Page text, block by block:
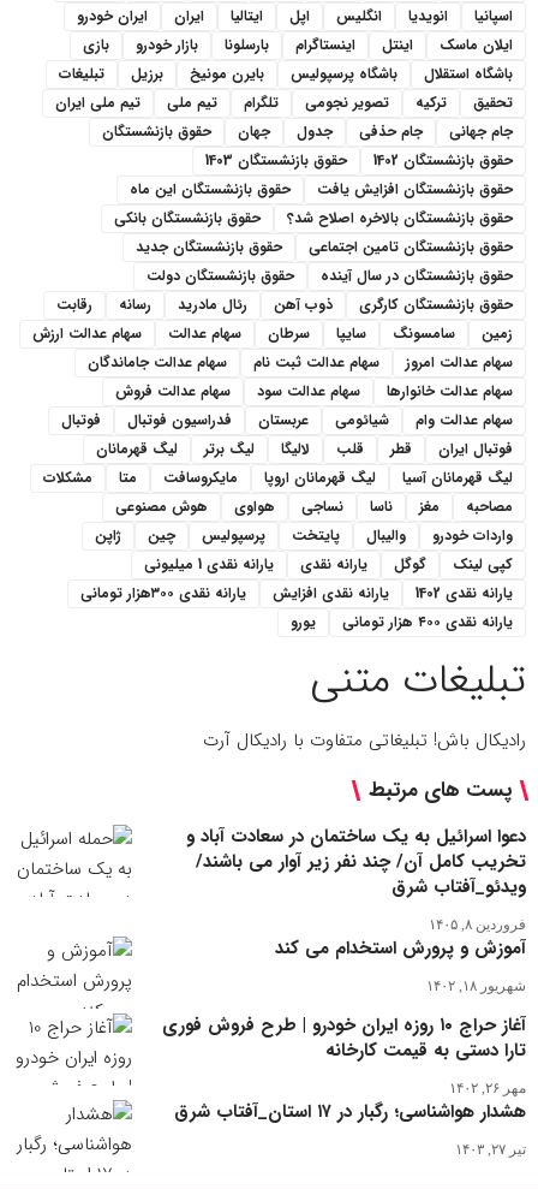
اسپانیا
انویدیا انگلیس اپل ایتالیا ایران
ایران خودرو
ایلان ماسک
اینتل اینستاگرام بارسلونا بازار خودرو
بازی
باشگاه استقلال
باشگاه پرسپولیس بایرن مونیخ برزیل
تبلیغات
تحقیق
ترکیه تصویر نجومی تلگرام تیم ملی
تیم ملی ایران
جام جهانی
جام حذفی جدول جهان
حقوق بازنشستگان
حقوق بازنشستگان 1402
حقوق بازنشستگان 1403
حقوق بازنشستگان افزایش یافت
حقوق بازنشستگان این ماه
حقوق بازنشستگان بالاخره اصلاح شد؟
حقوق بازنشستگان بانکی
حقوق بازنشستگان تامین اجتماعی
حقوق بازنشستگان جدید
حقوق بازنشستگان در سال آینده
حقوق بازنشستگان دولت
حقوق بازنشستگان کارگری
ذوب آهن رئال مادرید رسانه
رقابت
زمین
سامسونگ سایپا سرطان سهام عدالت
سهام عدالت ارزش
سهام عدالت امروز
سهام عدالت ثبت نام
سهام عدالت جاماندگان
سهام عدالت خانوارها
سهام عدالت سود
سهام عدالت فروش
سهام عدالت وام
شیائومی عربستان فدراسیون فوتبال
فوتبال
فوتبال ایران
قطر قلب لالیگا لیگ برتر
لیگ قهرمانان
لیگ قهرمانان آسیا
لیگ قهرمانان اروپا مایکروسافت متا
مشکلات
مصاحبه
مغز ناسا نساجی هواوی
هوش مصنوعی
واردات خودرو
والیبال پایتخت پرسپولیس چین
ژاپن
کپی لینک
گوگل یارانه نقدی
یارانه نقدی 1 میلیونی
یارانه نقدی 1402
یارانه نقدی افزایش
یارانه نقدی ۳۰۰هزار تومانی
یارانه نقدی ۴۰۰ هزار تومانی
یورو
تبلیغات متنی
رادیکال باش! تبلیغاتی متفاوت با رادیکال آرت
پست های مرتبط
دعوا اسرائیل به یک ساختمان در سعادت آباد و
تخریب کامل آن/ چند نفر زیر آوار می باشند/
ویدئو_آفتاب شرق
فروردین ۸, ۱۴۰۵
آموزش و پرورش استخدام می کند
شهریور ۱۸, ۱۴۰۲
آغاز حراج ۱۰ روزه ایران خودرو | طرح فروش فوری
تارا دستی به قیمت کارخانه
مهر ۲۶, ۱۴۰۲
هشدار هواشناسی؛ رگبار در ۱۷ استان_آفتاب شرق
تیر ۲۷, ۱۴۰۳